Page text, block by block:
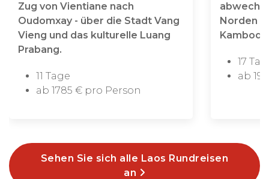
Zug von Vientiane nach
Oudomxay - über die Stadt Vang
Vieng und das kulturelle Luang
Prabang.
11 Tage
ab 1785 € pro Person
Norden
17
ab
Sehen Sie sich alle Laos Rundreisen
an